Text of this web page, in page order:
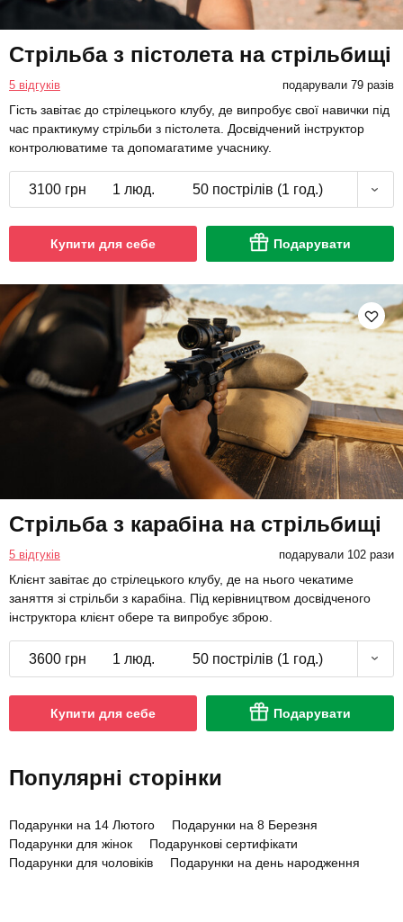
Стрільба з пістолета на стрільбищі
5 відгуків подарували 79 разів
Гість завітає до стрілецького клубу, де випробує свої навички під
час практикуму стрільби з пістолета. Досвідчений інструктор
контролюватиме та допомагатиме учаснику.
3100 грн 1 люд. 50 пострілів (1 год.)
Купити для себе Подарувати
Стрільба з карабіна на стрільбищі
5 відгуків подарували 102 рази
Клієнт завітає до стрілецького клубу, де на нього чекатиме
заняття зі стрільби з карабіна. Під керівництвом досвідченого
інструктора клієнт обере та випробує зброю.
3600 грн 1 люд. 50 пострілів (1 год.)
Купити для себе Подарувати
Популярні сторінки
Подарунки на 14 Лютого
Подарунки на 8 Березня
Подарунки для жінок
Подарункові сертифікати
Подарунки для чоловіків
Подарунки на день народження